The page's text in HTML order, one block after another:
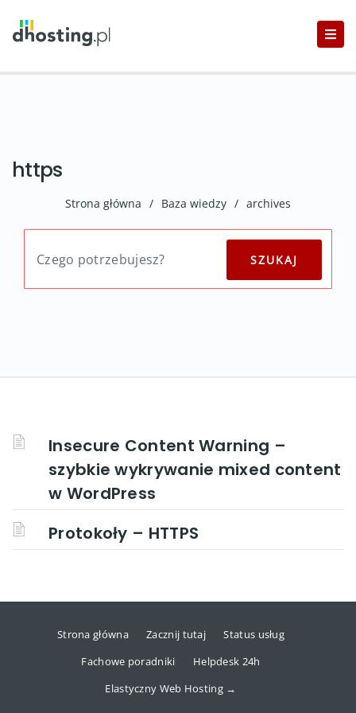
https
Strona główna / Baza wiedzy / archives
Insecure Content Warning –
szybkie wykrywanie mixed content
w WordPress
Protokoły – HTTPS
Strona główna Zacznij tutaj
Status usług
Fachowe poradniki
Helpdesk 24h
Elastyczny Web Hosting →